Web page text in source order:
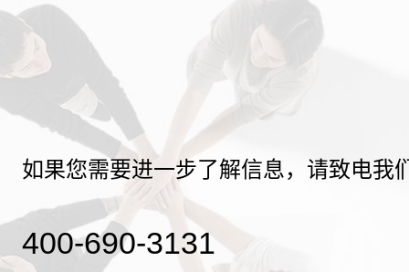
如果您需要进一步了解信息，请致电我
400-690-3131